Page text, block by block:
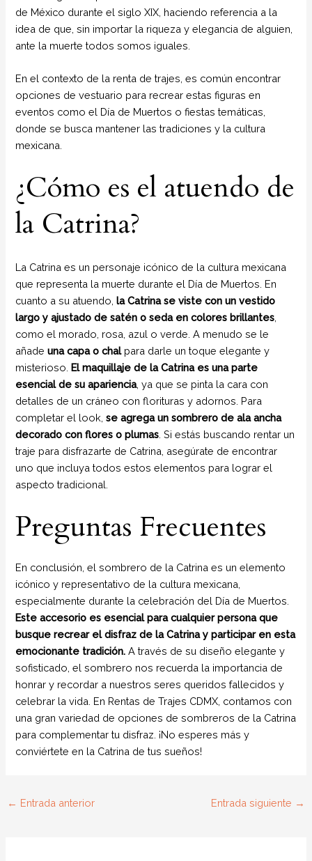
de México durante el siglo XIX, haciendo referencia a la
idea de que, sin importar la riqueza y elegancia de alguien,
ante la muerte todos somos iguales.
En el contexto de la renta de trajes, es común encontrar
opciones de vestuario para recrear estas figuras en
eventos como el Día de Muertos o fiestas temáticas,
donde se busca mantener las tradiciones y la cultura
mexicana.
¿Cómo es el atuendo de
la Catrina?
La Catrina es un personaje icónico de la cultura mexicana
que representa la muerte durante el Día de Muertos. En
cuanto a su atuendo,la Catrina se viste con un vestido
largo y ajustado de satén o seda en colores brillantes
como el morado, rosa, azul o verde. A menudo se le
añadeuna capa o chalpara darle un toque elegante y
misterioso.El maquillaje de la Catrina es una parte
esencial de su apariencia, ya que se pinta la cara con
detalles de un cráneo con florituras y adornos. Para
completar el look,se agrega un sombrero de ala ancha
decorado con flores o plumas . Si estás buscando rentar un
traje para disfrazarte de Catrina, asegúrate de encontrar
uno que incluya todos estos elementos para lograr el
aspecto tradicional.
Preguntas Frecuentes
En conclusión, el sombrero de la Catrina es un elemento
icónico y representativo de la cultura mexicana,
especialmente durante la celebración del Día de Muertos.
Este accesorio es esencial para cualquier persona que
busque recrear el disfraz de la Catrina y participar en esta
emocionante tradición. A través de su diseño elegante y
sofisticado, el sombrero nos recuerda la importancia de
honrar y recordar a nuestros seres queridos fallecidos y
celebrar la vida. En Rentas de Trajes CDMX, contamos con
una gran variedad de opciones de sombreros de la Catrina
para complementar tu disfraz. ¡No esperes más y
conviértete en la Catrina de tus sueños!
← Entrada anterior Entrada siguiente →